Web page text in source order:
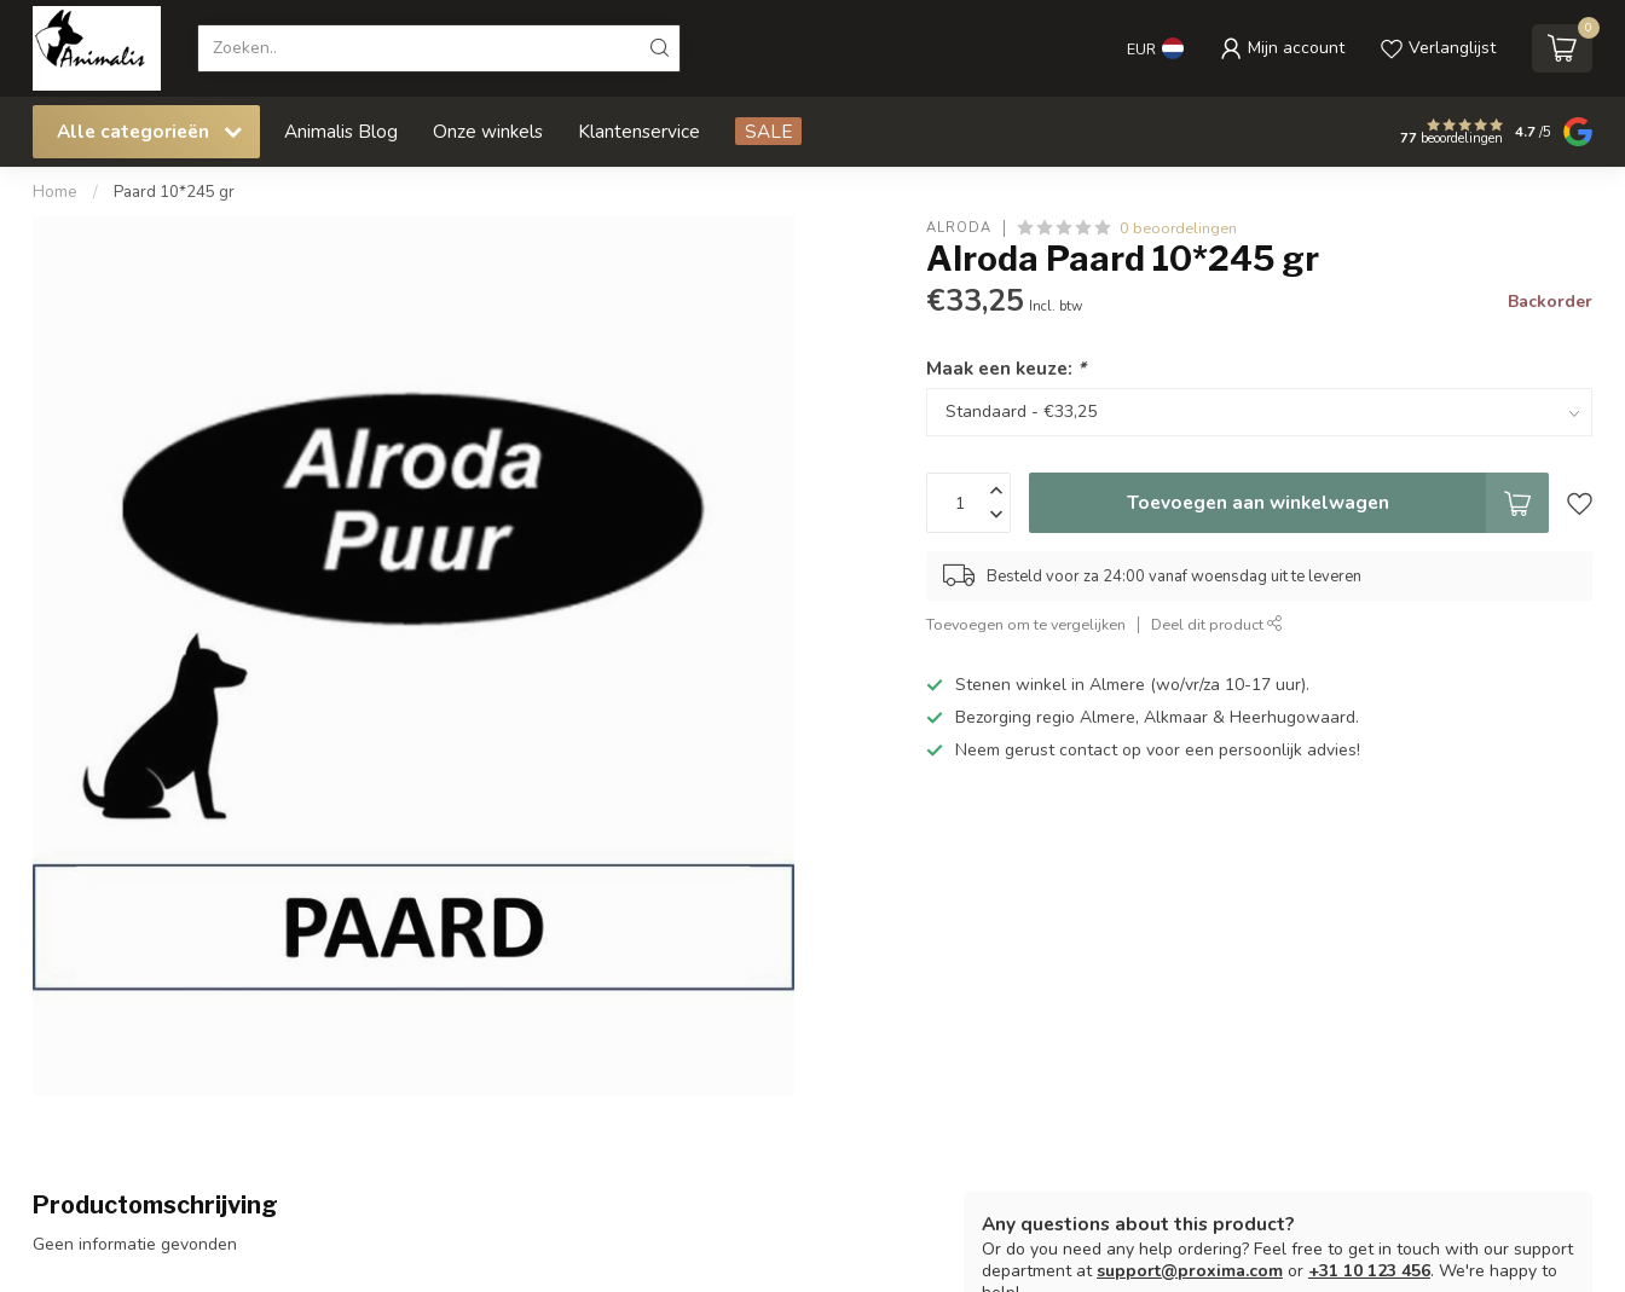
EUR Mijn account Verlanglijst
0
Alle categorieën Animalis Blog Onze winkels Klantenservice SALE 77 beoordelingen 4.7/5
Home / Paard 10*245 gr
ALRODA 0 beoordelingen
Alroda Paard 10*245 gr
€33,25 Incl. btw Backorder
Maak een keuze: *
Toevoegen aan winkelwagen
Besteld voor za 24:00 vanaf woensdag uit te leveren
Toevoegen om te vergelijken Deel dit product
Stenen winkel in Almere (wo/vr/za 10-17 uur).
Bezorging regio Almere, Alkmaar & Heerhugowaard.
Neem gerust contact op voor een persoonlijk advies!
Productomschrijving
Geen informatie gevonden
Any questions about this product?
Or do you need any help ordering? Feel free to get in touch with our support
department atsupport@proxima.com or +31 10 123 456. We're happy to